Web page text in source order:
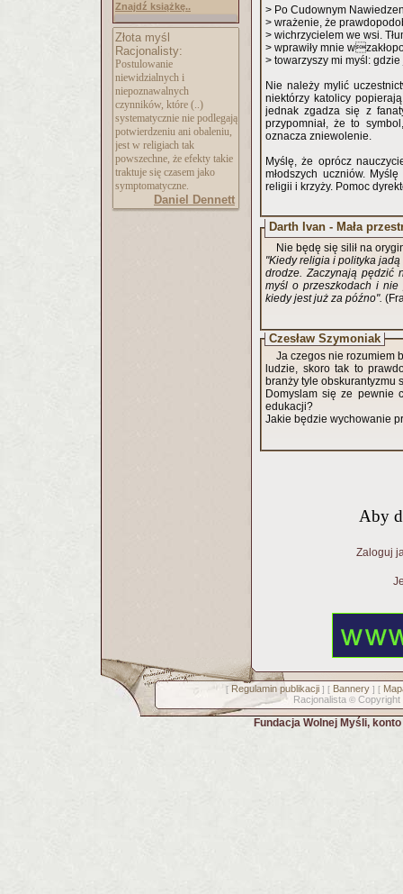
Znajdź książkę..
Złota myśl
Racjonalisty:
Postulowanie
niewidzialnych i
niepoznawalnych
czynników, które (..)
systematycznie nie podlegają
potwierdzeniu ani obaleniu,
jest w religiach tak
powszechne, że efekty takie
traktuje się czasem jako
symptomatyczne.
Daniel Dennett
> Po Cudownym
> wrażenie, że
> wichrzycielem we wsi.
> wprawiły mnie
> towarzyszy mi myśl:
Nie należy mylić
niektórzy katolicy
jednak zgadza się z
przypomniał, że to
oznacza zniewolenie.
Myślę, że oprócz
młodszych uczniów.
religii i krzyży. Pomoc
Darth Ivan - Mała
Nie będę się silił na
"Kiedy religia i polityka
drodze. Zaczynają pędzić
myśl o przeszkodach i nie
kiedy jest już za późno".
Czesław Szymoniak
Ja czegos nie rozumiem
ludzie, skoro tak to
branży tyle obskurantyzmu
Domyslam się ze pewnie
edukacji?
Jakie będzie wychowanie
Aby
Zaloguj
[ Regulamin publikacji] [ Bannery] [
Racjonalista © Copyright
Fundacja Wolnej Myśli,